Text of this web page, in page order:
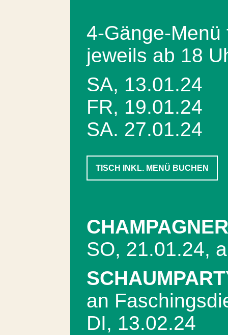
4-Gänge-Menü
jeweils ab 18
SA, 13.01.24
FR, 19.01.24
SA. 27.01.24
TISCH INKL. MENÜ BUCHEN
SO, 21.01.24,
an
DI, 13.02.24